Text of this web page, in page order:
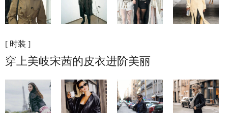
[ 时装 ]
穿上美岐宋茜的皮衣进阶美丽